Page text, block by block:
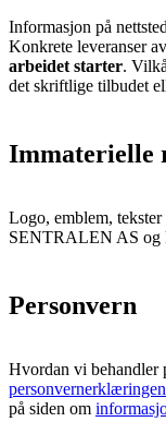
Informasjon på
Konkrete leveranser
arbeidet starter.
det skriftlige tilbudet
Immaterielle
Logo, emblem, tekster
SENTRALEN AS og
Personvern
Hvordan vi behandler
personvernerklæringen
på siden om